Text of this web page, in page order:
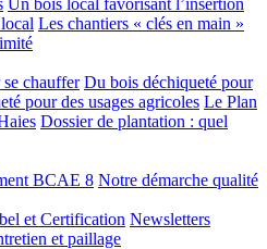
Un bois local favorisant l’insertion
Les chantiers « clés en main »
chauffer Du bois déchiqueté pour
pour des usages agricoles Le Plan
Dossier de plantation : quel
BCAE 8 Notre démarche qualité
et Certification Newsletters
et paillage